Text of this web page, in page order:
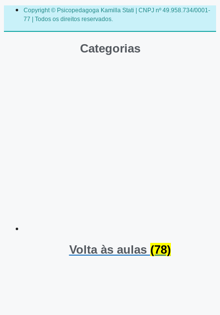
Copyright © Psicopedagoga Kamilla Stati | CNPJ nº 49.958.734/0001-
77 | Todos os direitos reservados.
Categorias
Volta às aulas (78)